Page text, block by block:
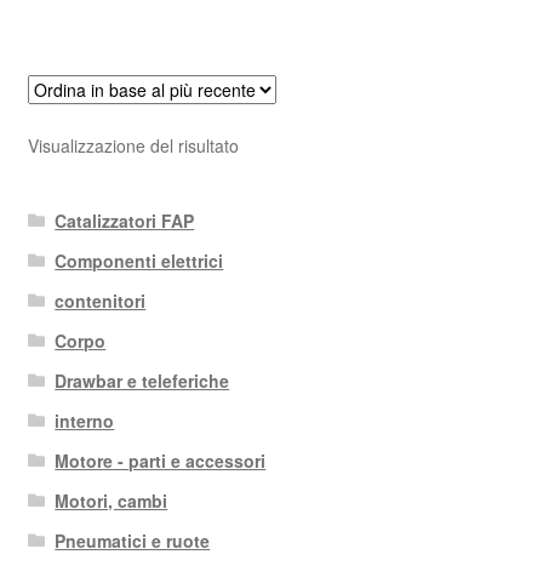
Visualizzazione del risultato
Catalizzatori FAP
Componenti elettrici
contenitori
Corpo
Drawbar e teleferiche
interno
Motore - parti e accessori
Motori, cambi
Pneumatici e ruote